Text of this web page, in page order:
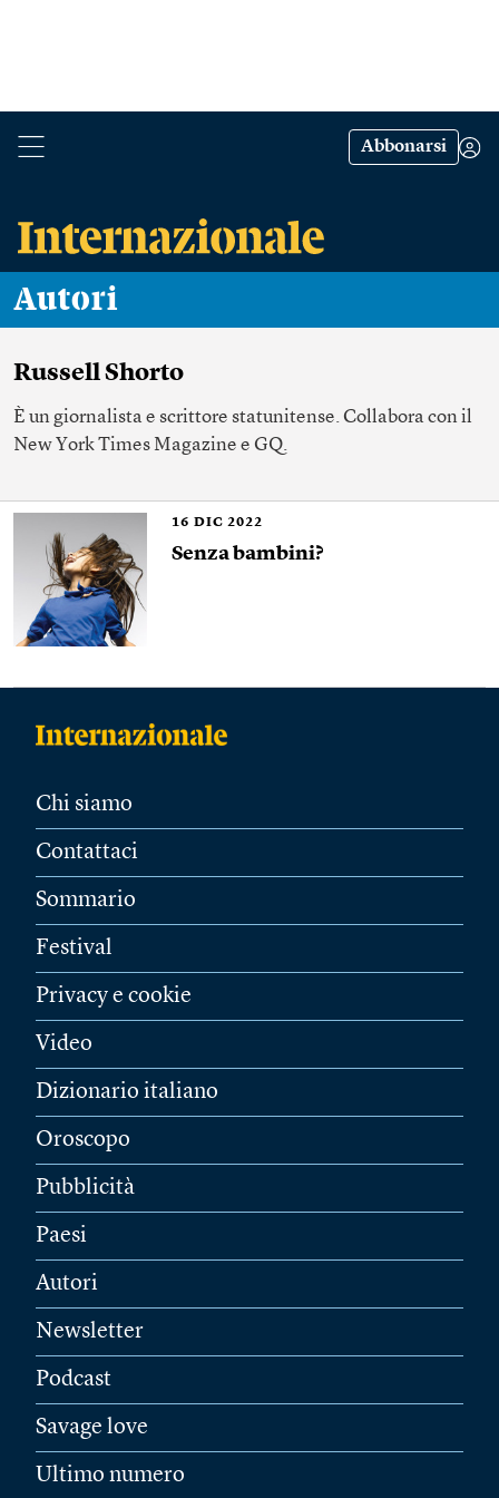
Abbonarsi
Autori
Russell Shorto
È un giornalista e scrittore statunitense. Collabora con il
New York Times Magazine e GQ.
16 DIC 2022
Senza bambini?
Chi siamo
Contattaci
Sommario
Festival
Privacy e cookie
Video
Dizionario italiano
Oroscopo
Pubblicità
Paesi
Autori
Newsletter
Podcast
Savage love
Ultimo numero